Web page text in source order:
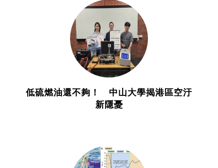
低硫燃油還不夠！ 中山大學揭港區空汙
新隱憂